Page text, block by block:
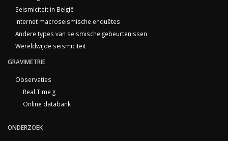
Seismiciteit in België
Internet macroseismische enquêtes
Andere types van seismische gebeurtenissen
Wereldwijde seismiciteit
GRAVIMETRIE
Observaties
Real Time g
Online databank
ONDERZOEK